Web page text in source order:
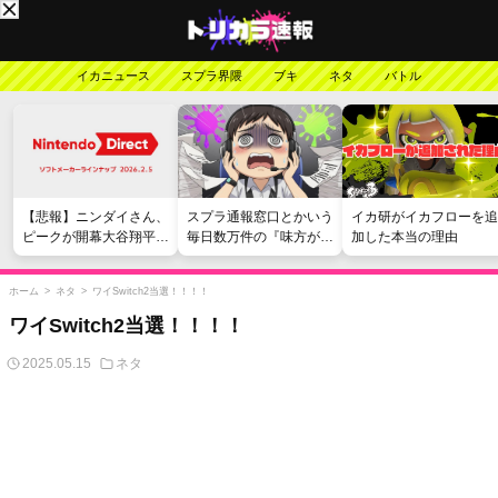
イカニュース スプラ界隈 ブキ ネタ バトル
【悲報】ニンダイさん、
ピークが開幕大谷翔平の
がっかりダイレクトだっ
たと言われてしまう
スプラ通報窓口とかいう
毎日数万件の『味方が弱
い』愚痴を読まされる苦
行
イカ研がイカフローを追
加した本当の理由
ホーム > ネタ > ワイSwitch2当選！！！！
ワイSwitch2当選！！！！
2025.05.15 ネタ